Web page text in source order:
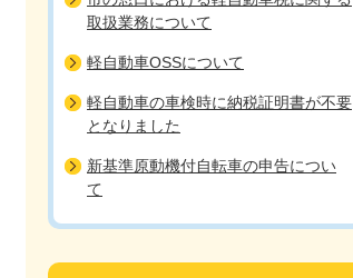
取扱業務について
軽自動車OSSについて
軽自動車の車検時に納税証明書が不要
となりました
新基準原動機付自転車の申告につい
て